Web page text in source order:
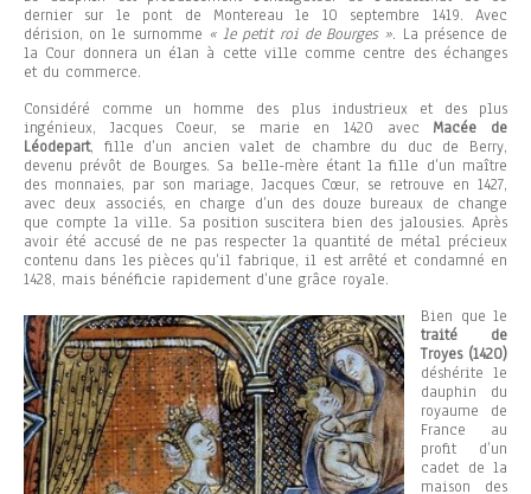
dernier sur le pont de Montereau le 10 septembre 1419. Avec
dérision, on le surnomme « le petit roi de Bourges ». La présence de
la Cour donnera un élan à cette ville comme centre des échanges
et du commerce.
Considéré comme un homme des plus industrieux et des plus
ingénieux, Jacques Coeur, se marie en 1420 avec Macée de
Léodepart, fille d’un ancien valet de chambre du duc de Berry,
devenu prévôt de Bourges. Sa belle-mère étant la fille d’un maître
des monnaies, par son mariage, Jacques Cœur, se retrouve en 1427,
avec deux associés, en charge d’un des douze bureaux de change
que compte la ville. Sa position suscitera bien des jalousies. Après
avoir été accusé de ne pas respecter la quantité de métal précieux
contenu dans les pièces qu’il fabrique, il est arrêté et condamné en
1428, mais bénéficie rapidement d’une grâce royale.
Bien que le
traité de
Troyes (1420)
déshérite le
dauphin du
royaume de
France au
profit d’un
cadet de la
maison des